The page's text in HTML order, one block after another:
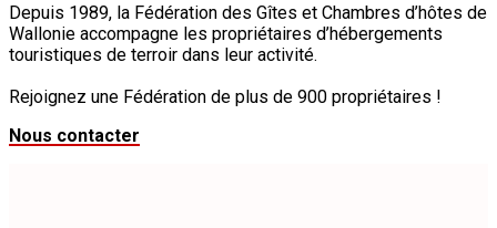
Depuis 1989, la Fédération des Gîtes et Chambres d’hôtes de
Wallonie accompagne les propriétaires d’hébergements
touristiques de terroir dans leur activité.
Rejoignez une Fédération de plus de 900 propriétaires !
Nous contacter